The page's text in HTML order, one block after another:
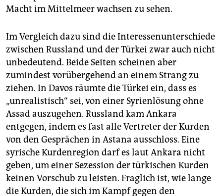
Macht im Mittelmeer wachsen zu sehen.
Im Vergleich dazu sind die Interessenunterschiede
zwischen Russland und der Türkei zwar auch nicht
unbedeutend. Beide Seiten scheinen aber
zumindest vorübergehend an einem Strang zu
ziehen. In Davos räumte die Türkei ein, dass es
„unrealistisch“ sei, von einer Syrienlösung ohne
Assad auszugehen. Russland kam Ankara
entgegen, indem es fast alle Vertreter der Kurden
von den Gesprächen in Astana ausschloss. Eine
syrische Kurdenregion darf es laut Ankara nicht
geben, um einer Sezession der türkischen Kurden
keinen Vorschub zu leisten. Fraglich ist, wie lange
die Kurden, die sich im Kampf gegen den